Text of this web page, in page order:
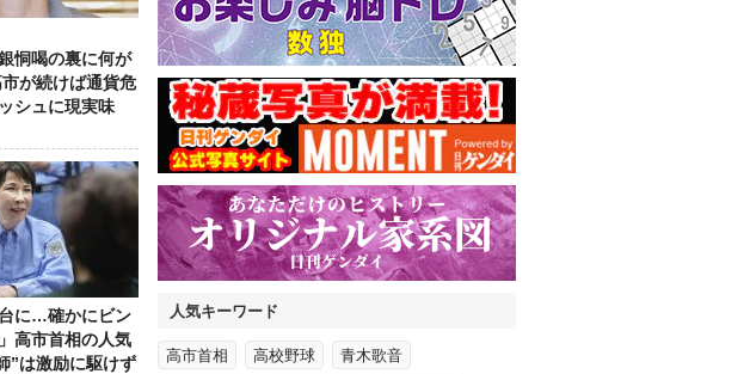
恫喝の裏に何が
が続けば通貨危
シュに現実味
に…確かにビン
高市首相の人気
”は激励に駆けず
人気キーワード
高市首相 高校野球 青木歌音